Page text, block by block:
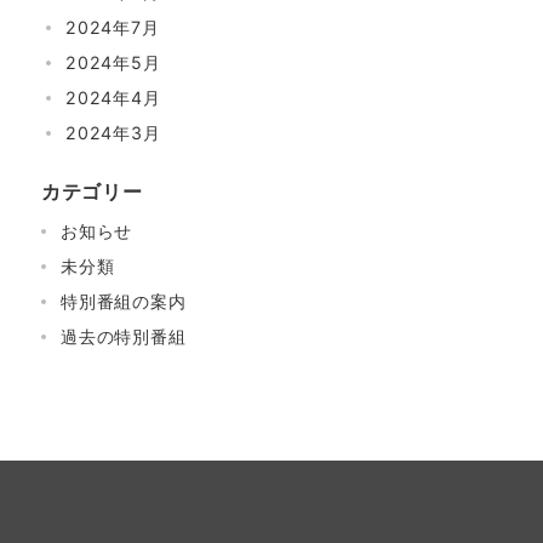
2024年7月
2024年5月
2024年4月
2024年3月
カテゴリー
お知らせ
未分類
特別番組の案内
過去の特別番組